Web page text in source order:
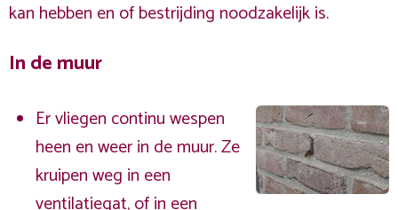
kan hebben en of bestrijding noodzakelijk is.
In de muur
Er vliegen continu wespen
heen en weer in de muur. Ze
kruipen weg in een